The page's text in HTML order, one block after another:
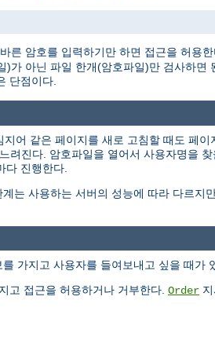
른 암호를 입력하기만 하면 접근을 허용
아닌 파일 한개(암호파일)만 검사하면
단점이다.
어 같은 페이지를 새로 고침할 때도 페
진다. 암호파일을 열어서 사용자명을
다 진행한다.
는 사용하는 서버의 성능에 따라 다르지
가지고 사용자를 들여보내고 싶을 때가
고 접근을 허용하거나 거부한다. Order